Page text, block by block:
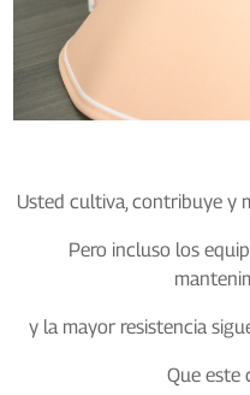
Usted cultiva, contribuye y
Pero incluso los
y la mayor resistencia
Que este